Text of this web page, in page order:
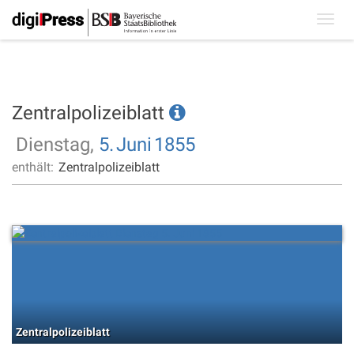
Zentralpolizeiblatt
Dienstag, 5.Juni 1855
enthält: Zentralpolizeiblatt
Zentralpolizeiblatt